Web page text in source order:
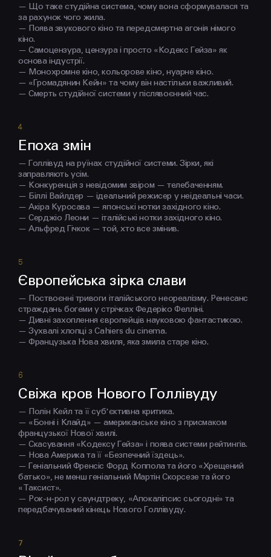
— Що таке студійна система, чому вона сформувалася та
за рахунок чого жила.
— Поява звукового кіно та передсмертна агонія німого
кіно.
— Самоцензура, цензура і просто «Кодекс Гейза» як
основа індустрії.
— Монохромне кіно, кольорове кіно, нуарне кіно.
— «Громадянин Кейн» та чому він настільки важливий.
— Смерть студійної системи у післявоєнний час.
Епоха змін
— Голлівуд на руїнах студійної системи. Зірки, які
заправляють усім.
— Конкуренція з невідомим звіром — телебаченням.
— Біллі Вайлдер — ідеальний режисер у неідеальні часи.
— Акіра Куросава — японські нотки західного кіно.
— Серджіо Леони — італійські нотки західного кіно.
— Альфред Гічкок — той, хто все змінив.
Європейська зірка слави
— Поствоєнні тривоги італійського неореалізму. Ренесанс
страждань богеми у стрічках Федеріко Фелліні.
— Дивні захоплення європейців науковою фантастикою.
— Зухвалі хлопці з Cahiers du cinema.
— Французька Нова хвиля, яка змила старе кіно.
Свіжа кров Нового Голлівуду
— Полін Кейл та її суб'єктивна критика.
— «Бонні і Клайд» — американське кіно з присмаком
французької Нової хвилі.
— Скасування «Кодексу Гейза» і поява системи рейтингів.
— Нова Америка та її «Безпечний їздець».
— Геніальний Френсіс Форд Коппола та його «Хрещений
батько», не менш геніальний Мартін Скорсезе та його
«Таксист».
— Рок-н-рол у саундтреку, «Апокаліпсис сьогодні» та
передбачуваний кінець Нового Голлівуду.